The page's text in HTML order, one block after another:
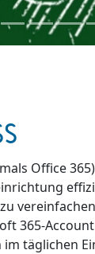
Office
365-
täglichen